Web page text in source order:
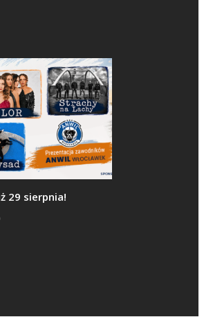
29 sierpnia!